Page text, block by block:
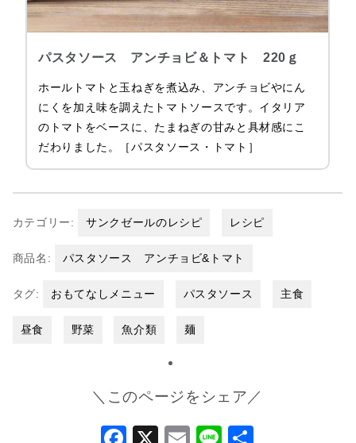
パスタソース アンチョビ＆トマト 220ｇ
ホールトマトと玉ねぎを煮込み、アンチョビやにん
にくを加え味を調えたトマトソースです。イタリア
のトマトをベースに、たまねぎの甘みと具材感にこ
だわりました。［パスタソース・トマト］
カテゴリー: サンクゼールのレシピ レシピ
商品名: パスタソース アンチョビ&トマト
タグ: おもてなしメニュー パスタソース 主食
昼食 野菜 魚介類 麺
＼このページをシェア／
Facebook
X Email
Line